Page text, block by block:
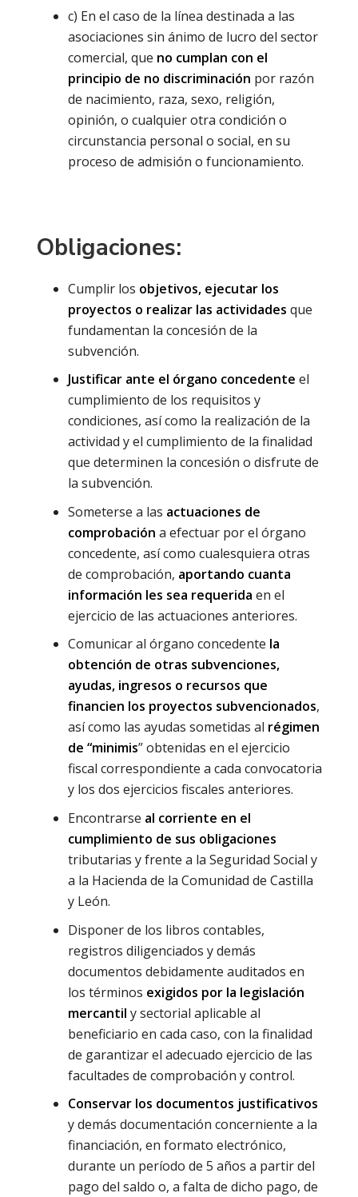
c) En el caso de la línea destinada a las
asociaciones sin ánimo de lucro del sector
comercial, que no cumplan con el
principio de no discriminación por razón
de nacimiento, raza, sexo, religión,
opinión, o cualquier otra condición o
circunstancia personal o social, en su
proceso de admisión o funcionamiento.
Obligaciones:
Cumplir los objetivos, ejecutar los
proyectos o realizar las actividades que
fundamentan la concesión de la
subvención.
Justificar ante el órgano concedente el
cumplimiento de los requisitos y
condiciones, así como la realización de la
actividad y el cumplimiento de la finalidad
que determinen la concesión o disfrute de
la subvención.
Someterse a las actuaciones de
comprobación a efectuar por el órgano
concedente, así como cualesquiera otras
de comprobación, aportando cuanta
información les sea requerida en el
ejercicio de las actuaciones anteriores.
Comunicar al órgano concedente la
obtención de otras subvenciones,
ayudas, ingresos o recursos que
financien los proyectos subvencionados,
así como las ayudas sometidas al régimen
de “minimis” obtenidas en el ejercicio
fiscal correspondiente a cada convocatoria
y los dos ejercicios fiscales anteriores.
Encontrarse al corriente en el
cumplimiento de sus obligaciones
tributarias y frente a la Seguridad Social y
a la Hacienda de la Comunidad de Castilla
y León.
Disponer de los libros contables,
registros diligenciados y demás
documentos debidamente auditados en
los términos exigidos por la legislación
mercantil y sectorial aplicable al
beneficiario en cada caso, con la finalidad
de garantizar el adecuado ejercicio de las
facultades de comprobación y control.
Conservar los documentos justificativos
y demás documentación concerniente a la
financiación, en formato electrónico,
durante un período de 5 años a partir del
pago del saldo o, a falta de dicho pago, de